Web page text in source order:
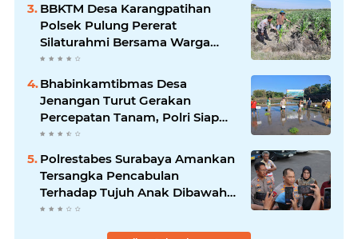
BBKTM Desa Karangpatihan
Polsek Pulung Pererat
Silaturahmi Bersama Warga
Wujudkan Kamtibmas yang
Aman
Bhabinkamtibmas Desa
Jenangan Turut Gerakan
Percepatan Tanam, Polri Siap
Kawal Swasembada Pangan
Kabupaten Ponorogo
Polrestabes Surabaya Amankan
Tersangka Pencabulan
Terhadap Tujuh Anak Dibawah
Umur